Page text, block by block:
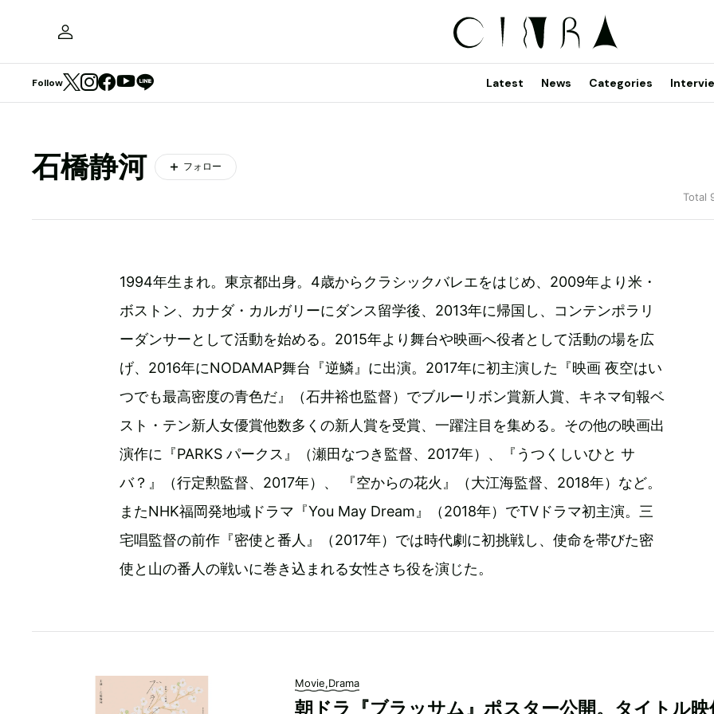
Follow Latest News Categories
石橋静河 フォロー
Total
1994年生まれ。東京都出身。4歳からクラシックバレエをはじめ、2009年より米・
ボストン、カナダ・カルガリーにダンス留学後、2013年に帰国し、コンテンポラリ
ーダンサーとして活動を始める。2015年より舞台や映画へ役者として活動の場を広
げ、2016年にNODAMAP舞台『逆鱗』に出演。2017年に初主演した『映画 夜空はい
つでも最高密度の青色だ』（石井裕也監督）でブルーリボン賞新人賞、キネマ旬報ベ
スト・テン新人女優賞他数多くの新人賞を受賞、一躍注目を集める。その他の映画出
演作に『PARKS パークス』（瀬田なつき監督、2017年）、『うつくしいひと サ
バ？』（行定勲監督、2017年）、 『空からの花火』（大江海監督、2018年）など。
またNHK福岡発地域ドラマ『You May Dream』（2018年）でTVドラマ初主演。三
宅唱監督の前作『密使と番人』（2017年）では時代劇に初挑戦し、使命を帯びた密
使と山の番人の戦いに巻き込まれる女性さち役を演じた。
Movie,Drama
朝ドラ『ブラッサム』ポスター公開。タイトル映